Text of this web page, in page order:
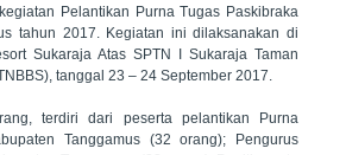
Pelantikan Purna Tugas Paskibraka
tahun 2017. Kegiatan ini dilaksanakan di
Sukaraja Atas SPTN I Sukaraja Taman
tanggal 23 – 24 September 2017.
terdiri dari peserta pelantikan Purna
Tanggamus (32 orang); Pengurus